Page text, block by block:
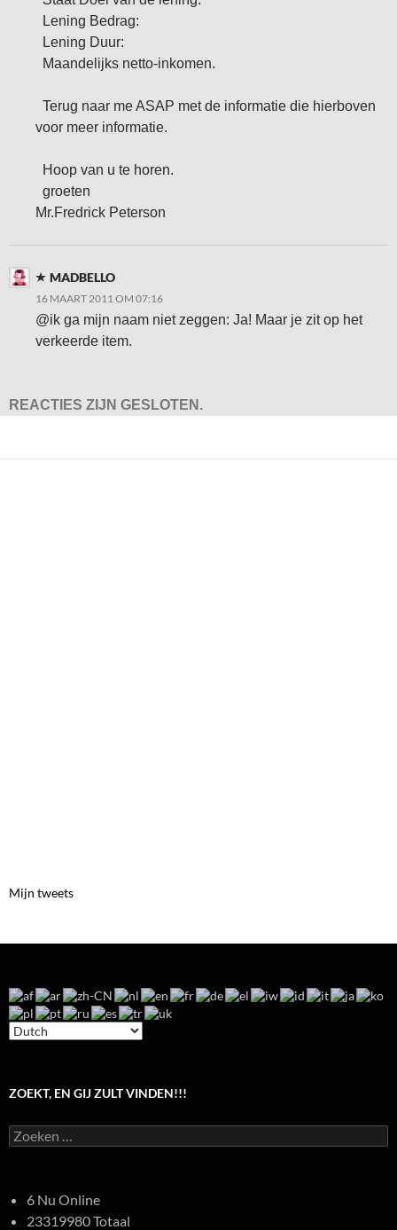
Lening Bedrag:
Lening Duur:
Maandelijks netto-inkomen.
Terug naar me ASAP met de informatie die hierboven
voor meer informatie.
Hoop van u te horen.
groeten
Mr.Fredrick Peterson
MADBELLO
16 MAART 2011 OM 07:16
@ik ga mijn naam niet zeggen: Ja! Maar je zit op het
verkeerde item.
REACTIES ZIJN GESLOTEN.
Mijn tweets
ZOEKT, EN GIJ ZULT VINDEN!!!
Zoeken
naar:
6 Nu Online
23319980 Totaal